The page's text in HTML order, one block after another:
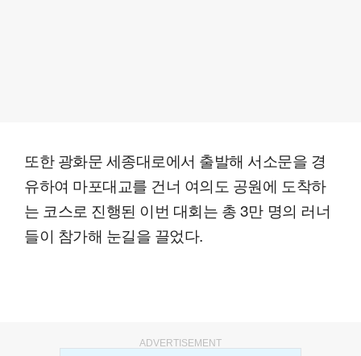
또한 광화문 세종대로에서 출발해 서소문을 경
유하여 마포대교를 건너 여의도 공원에 도착하
는 코스로 진행된 이번 대회는 총 3만 명의 러너
들이 참가해 눈길을 끌었다.
ADVERTISEMENT